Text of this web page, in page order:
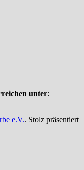
unter:
e.V.. Stolz präsentiert